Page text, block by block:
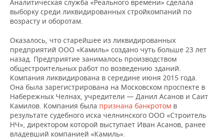
Аналитическая служба «Реального времени» сделала
выборку среди ликвидированных стройкомпаний по
возрасту и оборотам.
Оказалось, что старейшее из ликвидированных
предприятий ООО «Камиль» создано чуть больше 23 лет
назад. Предприятие занималось производством
общестроительных работ по возведению зданий.
Компания ликвидирована в середине июня 2015 года.
Она была зарегистрирована на Московском проспекте в
Набережных Челнах, учредители — Данил Асанов и Саит
Камилов. Компания была признана банкротом в
результате судебного иска челнинского ООО «Строитель
НЧ», директором которой выступает Иван Асанов, ранее
владевший компанией «Камиль».